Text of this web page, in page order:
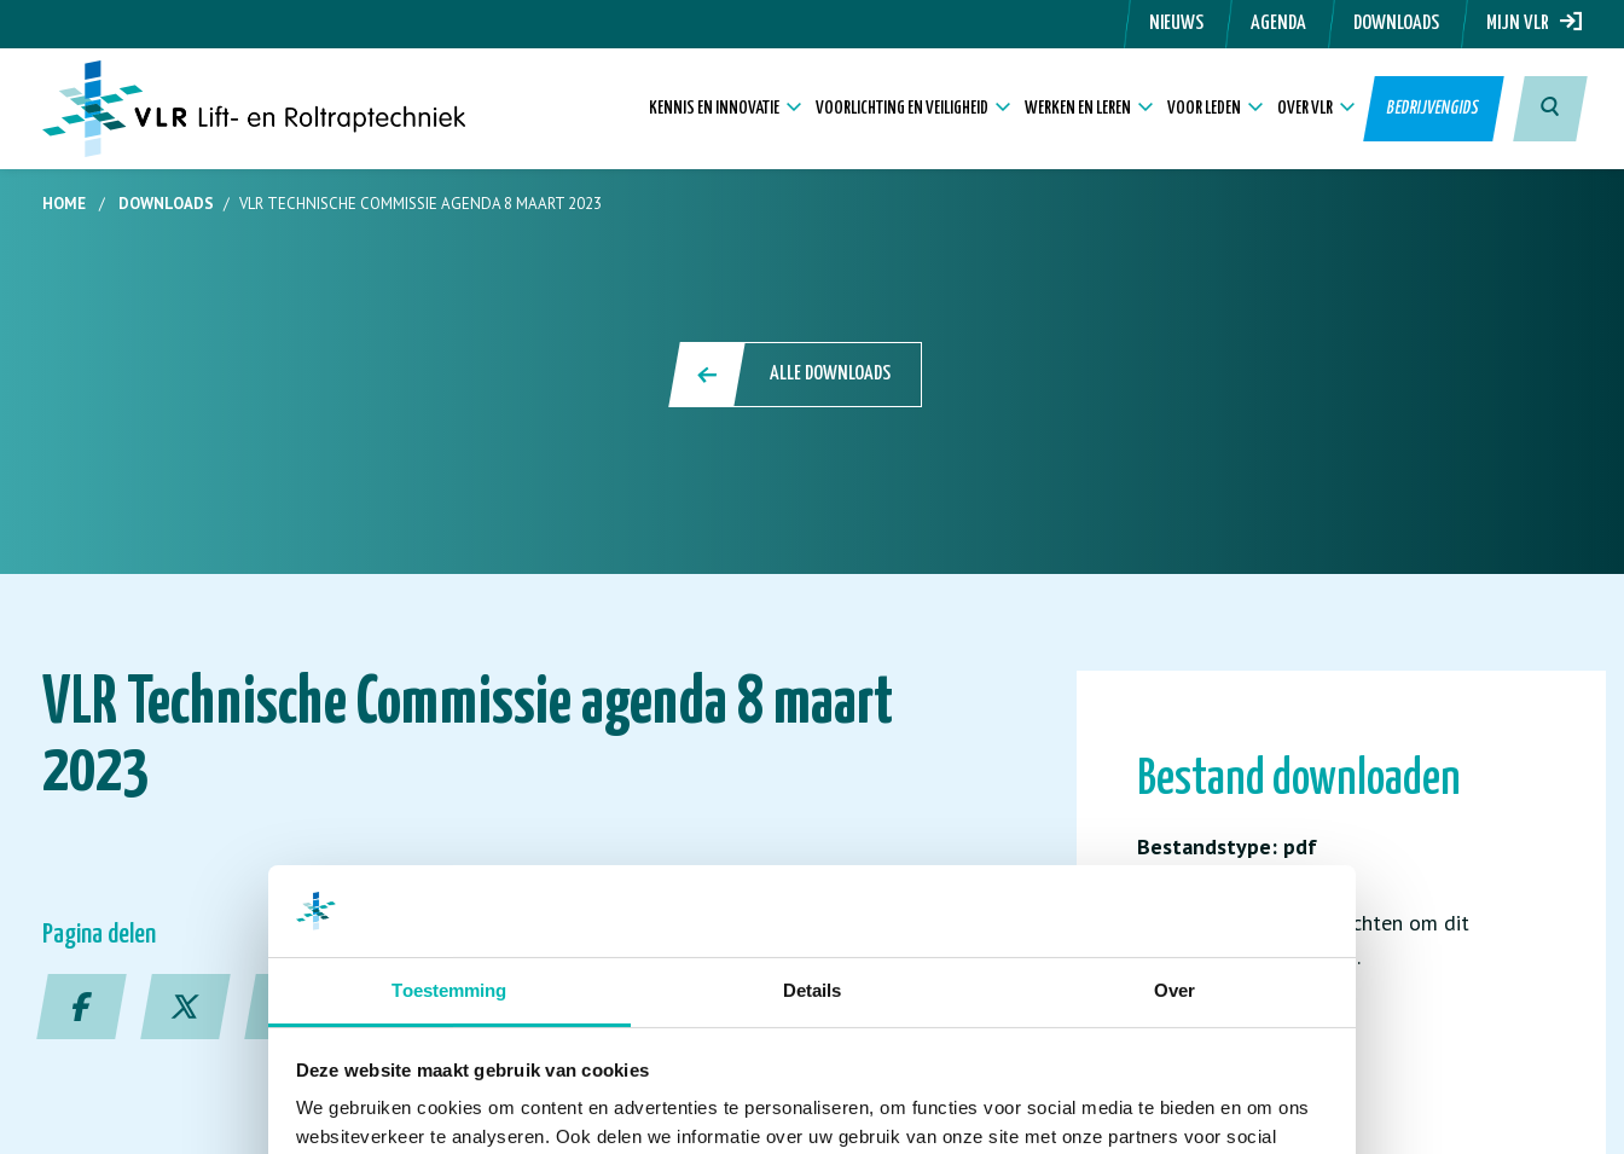
Toestemming Details Over
Deze website maakt gebruik van cookies
We gebruiken cookies om content en advertenties te personaliseren, om functies voor social media te bieden en om ons
websiteverkeer te analyseren. Ook delen we informatie over uw gebruik van onze site met onze partners voor social
NIEUWS AGENDA DOWNLOADS MIJN VLR
KENNIS EN INNOVATIE VOORLICHTING EN VEILIGHEID WERKEN EN LEREN VOOR LEDEN OVER VLR BEDRIJVENGIDS
HOME / DOWNLOADS / VLR TECHNISCHE COMMISSIE AGENDA 8 MAART 2023
ALLE DOWNLOADS
VLR Technische Commissie agenda 8 maart
2023
Pagina delen
Bestand downloaden
Bestandstype: pdf
Je hebt niet de juiste rechten om dit
bestand te downloaden.